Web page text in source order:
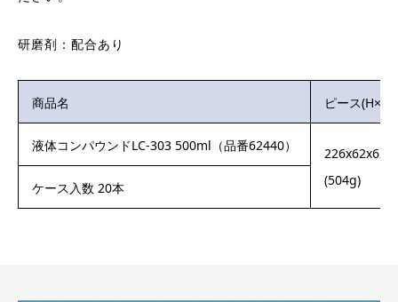
研磨剤：配合あり
商品名 ピース
液体コンパウンドLC-303 500ml（品番62440）
226x62x62
(504g)
ケース入数 20本